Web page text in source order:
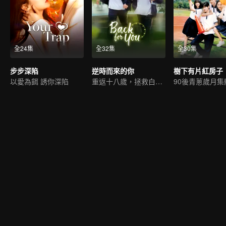
全24集
步步深陷
以愛為餌 誘你深陷
全32集
逆時而來的你
重返十八歲，拯救白月光
全30集
樹下有片紅房子
90後青蔥歲月集